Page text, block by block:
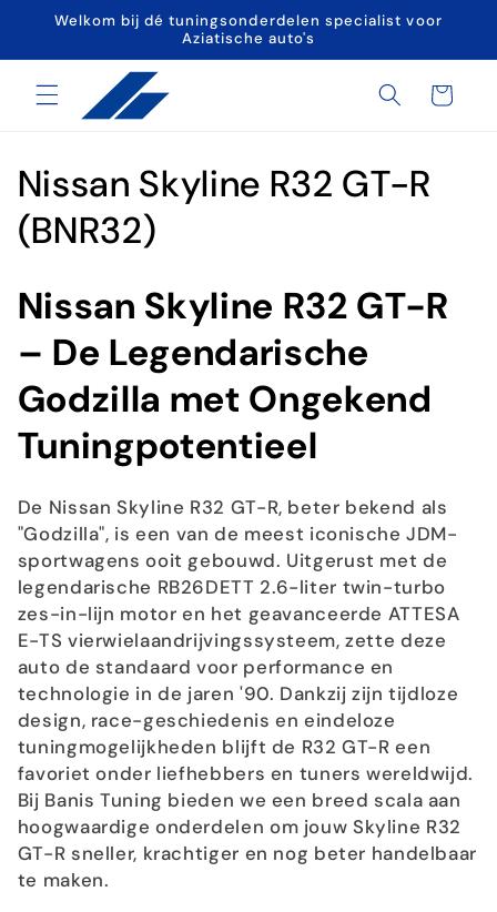
naar de
Welkom bij dé tuningsonderdelen specialist voor
Aziatische auto's
Winkelwagen
C
o
l
e
c
t
i
e
:
Nissan Skyline R32 GT-R
(BNR32)
Nissan Skyline R32 GT-R
– De Legendarische
Godzilla met Ongekend
Tuningpotentieel
De Nissan Skyline R32 GT-R, beter bekend als
"Godzilla", is een van de meest iconische JDM-
sportwagens ooit gebouwd. Uitgerust met de
legendarische RB26DETT 2.6-liter twin-turbo
zes-in-lijn motor en het geavanceerde ATTESA
E-TS vierwielaandrijvingssysteem, zette deze
auto de standaard voor performance en
technologie in de jaren '90. Dankzij zijn tijdloze
design, race-geschiedenis en eindeloze
tuningmogelijkheden blijft de R32 GT-R een
favoriet onder liefhebbers en tuners wereldwijd.
Bij Banis Tuning bieden we een breed scala aan
hoogwaardige onderdelen om jouw Skyline R32
GT-R sneller, krachtiger en nog beter handelbaar
te maken.